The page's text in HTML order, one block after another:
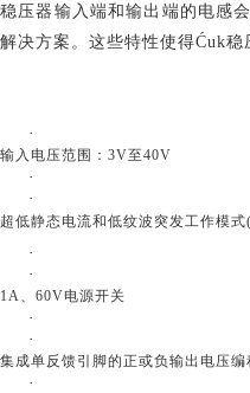
稳压器输入端和输出端的电感
解决方案。这些特性使得Ćuk稳
·
输入电压范围： 3V至40V
·
·
超低静态电流和低纹波突发工作模式
·
·
1A、60V电源开关
·
·
集成单反馈引脚的正或负输出电压编
·